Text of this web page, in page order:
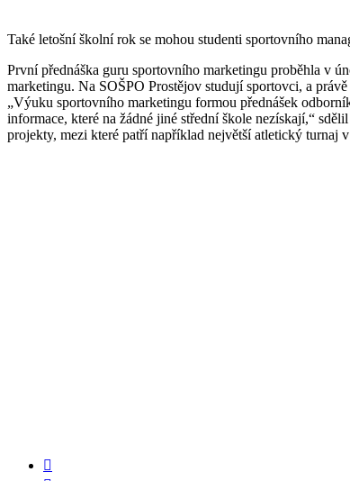
Také letošní školní rok se mohou studenti sportovního
První přednáška guru sportovního marketingu proběhla v
marketingu. Na SOŠPO Prostějov studují sportovci, a
„Výuku sportovního marketingu formou přednášek
informace, které na žádné jiné střední škole nezískají,“
projekty, mezi které patří například největší atletický turnaj